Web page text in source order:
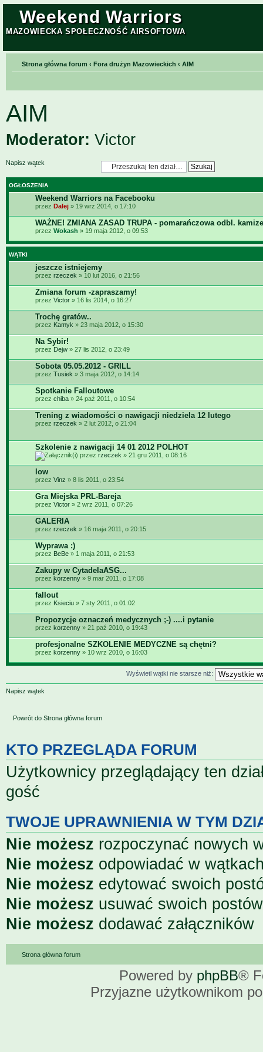
Weekend Warriors
MAZOWIECKA SPOŁECZNOŚĆ AIRSOFTOWA
Strona główna forum ‹ Fora drużyn Mazowieckich ‹ AIM
AIM
Moderator: Victor
Napisz wątek
OGŁOSZENIA
Weekend Warriors na Facebooku
przez Dalej » 19 wrz 2014, o 17:10
WAŻNE! ZMIANA ZASAD TRUPA - pomarańczowa odbl.
przez Wokash » 19 maja 2012, o 09:53
WĄTKI
jeszcze istniejemy
przez rzeczek » 10 lut 2016, o 21:56
Zmiana forum -zapraszamy!
przez Victor » 16 lis 2014, o 16:27
Trochę gratów..
przez Kamyk » 23 maja 2012, o 15:30
Na Sybir!
przez Dejw » 27 lis 2012, o 23:49
Sobota 05.05.2012 - GRILL
przez Tusiek » 3 maja 2012, o 14:14
Spotkanie Falloutowe
przez chiba » 24 paź 2011, o 10:54
Trening z wiadomości o nawigacji niedziela 12 lutego
przez rzeczek » 2 lut 2012, o 21:04
Szkolenie z nawigacji 14 01 2012 POLHOT
przez rzeczek » 21 gru 2011, o 08:16
low
przez Vinz » 8 lis 2011, o 23:54
Gra Miejska PRL-Bareja
przez Victor » 2 wrz 2011, o 07:26
GALERIA
przez rzeczek » 16 maja 2011, o 20:15
Wyprawa :)
przez BeBe » 1 maja 2011, o 21:53
Zakupy w CytadelaASG...
przez korzenny » 9 mar 2011, o 17:08
fallout
przez Ksieciu » 7 sty 2011, o 01:02
Propozycje oznaczeń medycznych ;-) ....i pytanie
przez korzenny » 21 paź 2010, o 19:43
profesjonalne SZKOLENIE MEDYCZNE są chętni?
przez korzenny » 10 wrz 2010, o 16:03
Wyświetl wątki nie starsze niż:
Napisz wątek
Powrót do Strona główna forum
KTO PRZEGLĄDA FORUM
Użytkownicy przeglądający ten
gość
TWOJE UPRAWNIENIA W TYM
Nie możesz rozpoczynać nowych
Nie możesz odpowiadać w
Nie możesz edytować swoich
Nie możesz usuwać swoich postów
Nie możesz dodawać załączników
Strona główna forum
Powered by phpBB®
Przyjazne użytkownikom